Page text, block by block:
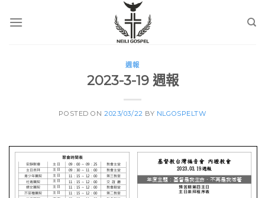
週報
2023-3-19 週報
POSTED ON2023/03/22 BY NLGOSPELTW